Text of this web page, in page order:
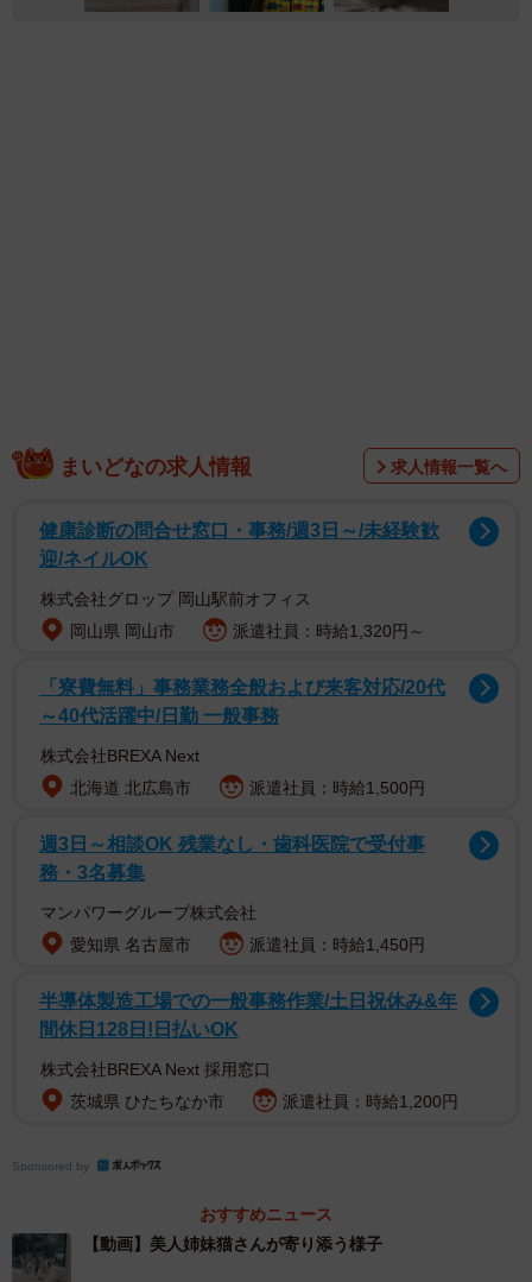
まいどなの求人情報 求人情報一覧へ
健康診断の問合せ窓口・事務/週3日～/未経験歓
迎/ネイルOK
株式会社グロップ 岡山駅前オフィス
岡山県 岡山市
派遣社員：時給1,320円～
「寮費無料」事務業務全般および来客対応/20代
～40代活躍中/日勤 一般事務
株式会社BREXA Next
北海道 北広島市
派遣社員：時給1,500円
週3日～相談OK 残業なし・歯科医院で受付事
務・3名募集
マンパワーグループ株式会社
愛知県 名古屋市
派遣社員：時給1,450円
半導体製造工場での一般事務作業/土日祝休み&年
間休日128日!日払いOK
株式会社BREXA Next 採用窓口
茨城県 ひたちなか市
派遣社員：時給1,200円
Sponsored by
おすすめニュース
【動画】美人姉妹猫さんが寄り添う様子